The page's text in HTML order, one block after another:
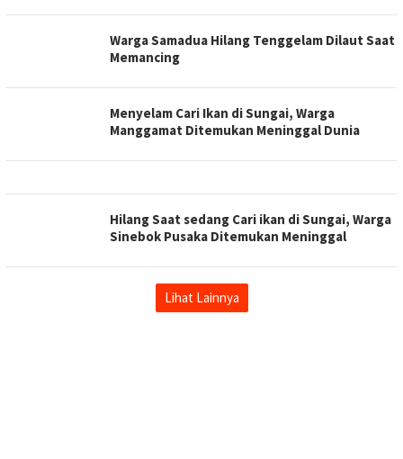
Warga Samadua Hilang Tenggelam Dilaut Saat
Memancing
Menyelam Cari Ikan di Sungai, Warga
Manggamat Ditemukan Meninggal Dunia
Hilang Saat sedang Cari ikan di Sungai, Warga
Sinebok Pusaka Ditemukan Meninggal
Lihat Lainnya